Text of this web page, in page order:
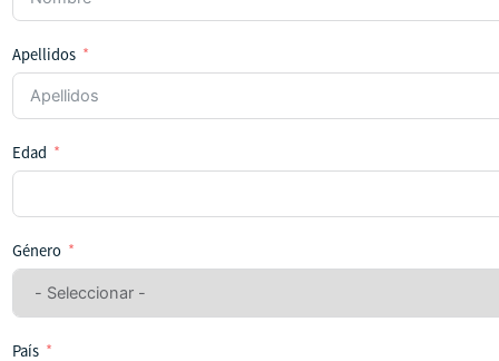
Apellidos
Edad
Género
País